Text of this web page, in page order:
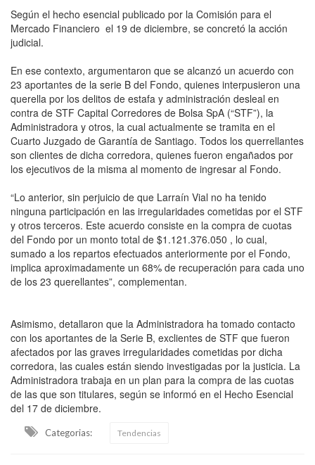
Según el hecho esencial publicado por la Comisión para el
Mercado Financiero el 19 de diciembre, se concretó la acción
judicial.
En ese contexto, argumentaron que se alcanzó un acuerdo con
23 aportantes de la serie B del Fondo, quienes interpusieron una
querella por los delitos de estafa y administración desleal en
contra de STF Capital Corredores de Bolsa SpA (“STF”), la
Administradora y otros, la cual actualmente se tramita en el
Cuarto Juzgado de Garantía de Santiago. Todos los querrellantes
son clientes de dicha corredora, quienes fueron engañados por
los ejecutivos de la misma al momento de ingresar al Fondo.
“Lo anterior, sin perjuicio de que Larraín Vial no ha tenido
ninguna participación en las irregularidades cometidas por el STF
y otros terceros. Este acuerdo consiste en la compra de cuotas
del Fondo por un monto total de $1.121.376.050 , lo cual,
sumado a los repartos efectuados anteriormente por el Fondo,
implica aproximadamente un 68% de recuperación para cada uno
de los 23 querellantes”, complementan.
Asimismo, detallaron que la Administradora ha tomado contacto
con los aportantes de la Serie B, exclientes de STF que fueron
afectados por las graves irregularidades cometidas por dicha
corredora, las cuales están siendo investigadas por la justicia. La
Administradora trabaja en un plan para la compra de las cuotas
de las que son titulares, según se informó en el Hecho Esencial
del 17 de diciembre.
Categorias: Tendencias